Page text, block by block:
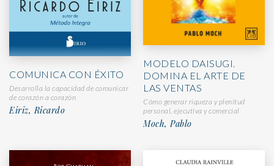
COMUNICA CON ÉXITO
Desarrolla la capacidad de comunicar
de corazón a corazón
Eiriz, Ricardo
MODELO DAISUGI.
DOMINA EL ARTE DE
LAS VENTAS
Cómo generar riqueza y plenitud
personal, ejecutiva y comercial
Moch, Pablo